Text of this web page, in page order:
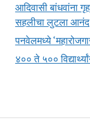
आदिवासी बांधवांना
सहलीचा लुटला आनंद
पनवेलमध्ये
४०० ते ५००